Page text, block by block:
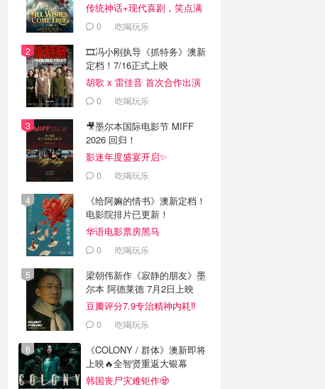
传统神话+现代喜剧，笑点满
满 0 吃喝玩乐
🎞️冯小刚执导《抓特务》澳新
定档！7/16正式上映
胡歌 x 雷佳音 首次合作出演
0 吃喝玩乐
🎥墨尔本国际电影节 MIFF
2026 回归！
影迷年度盛宴开启✨
0 吃喝玩乐
《给阿嫲的情书》澳新定档！
电影院排片已更新！
华语电影票房黑马
0 吃喝玩乐
梁朝伟新作《寂静的朋友》墨
尔本 阿德莱德 7月2日上映
豆瓣评分7.9专治精神内耗‼️
0 吃喝玩乐
《COLONY / 群体》澳新即将
上映🔥全智贤重返大银幕
韩国丧尸灾难钜作🧟